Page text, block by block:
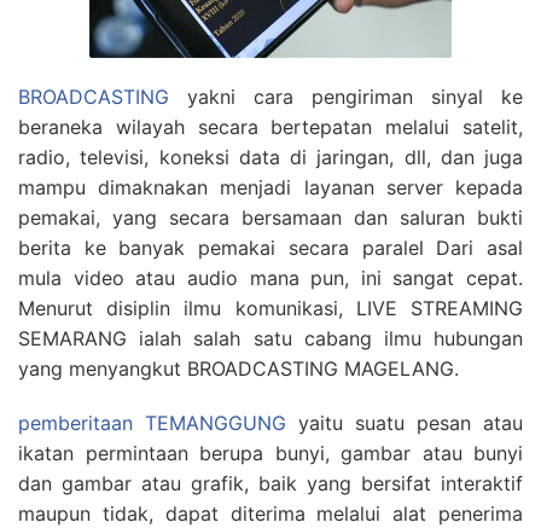
BROADCASTING yakni cara pengiriman sinyal ke
beraneka wilayah secara bertepatan melalui satelit,
radio, televisi, koneksi data di jaringan, dll, dan juga
mampu dimaknakan menjadi layanan server kepada
pemakai, yang secara bersamaan dan saluran bukti
berita ke banyak pemakai secara paralel Dari asal
mula video atau audio mana pun, ini sangat cepat.
Menurut disiplin ilmu komunikasi, LIVE STREAMING
SEMARANG ialah salah satu cabang ilmu hubungan
yang menyangkut BROADCASTING MAGELANG.
pemberitaan TEMANGGUNG yaitu suatu pesan atau
ikatan permintaan berupa bunyi, gambar atau bunyi
dan gambar atau grafik, baik yang bersifat interaktif
maupun tidak, dapat diterima melalui alat penerima